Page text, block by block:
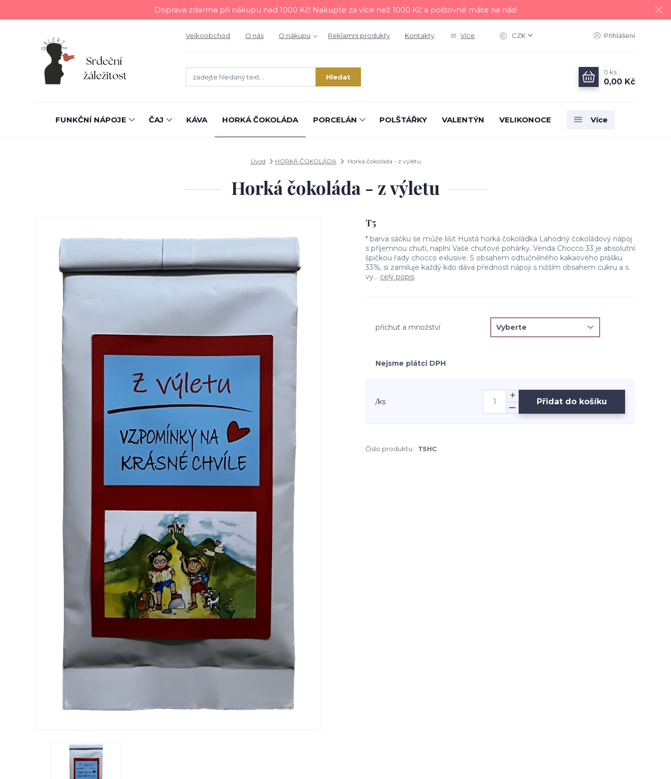
Doprava zdarma při nákupu nad 1000 Kč! Nakupte za více než 1000 Kč a poštovné máte na nás!
Velkoobchod O nás O nákupu Reklamní produkty Kontakty Více CZK Přihlášení
Hledat
0 ks
0,00 Kč
FUNKČNÍ NÁPOJE ČAJ KÁVA HORKÁ ČOKOLÁDA PORCELÁN POLŠTÁŘKY VALENTÝN VELIKONOCE Více
Úvod HORKÁ ČOKOLÁDA Horká čokoláda - z výletu
Horká čokoláda - z výletu
T5
* barva sáčku se může lišit Hustá horká čokoládka Lahodný čokoládový nápoj
s příjemnou chutí, naplní Vaše chuťové pohárky. Venda Chocco 33 je absolutní
špičkou řady chocco exlusive. S obsahem odtučněného kakaového prášku
33%, si zamiluje každý kdo dáva přednost nápoji s nižším obsahem cukru a s
vy... celý popis
příchuť a množství
Nejsme plátci DPH
/ks Přidat do košíku
Číslo produktu: T5HC